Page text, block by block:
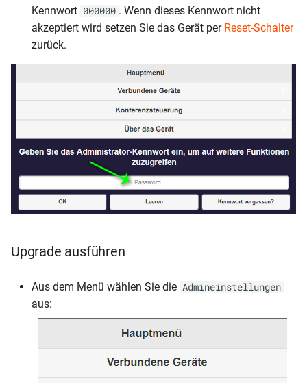
Kennwort 000000 . Wenn dieses Kennwort nicht
akzeptiert wird setzen Sie das Gerät per Reset-Schalter
zurück.
Upgrade ausführen
Aus dem Menü wählen Sie die Admineinstellungen
aus: